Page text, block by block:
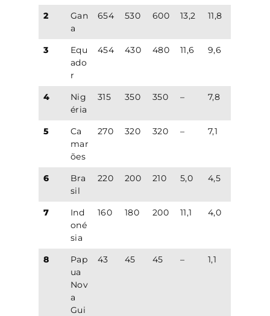
2
Gan
a
654 530 600 13,2 11,8
3
Equ
ado
r
454 430 480 11,6 9,6
4
Nig
éria
315 350 350 – 7,8
5
Ca
mar
ões
270 320 320 – 7,1
6
Bra
sil
220 200 210 5,0 4,5
7
Ind
oné
sia
160 180 200 11,1 4,0
8
Pap
ua
Nov
a
Gui
43 45 45 – 1,1